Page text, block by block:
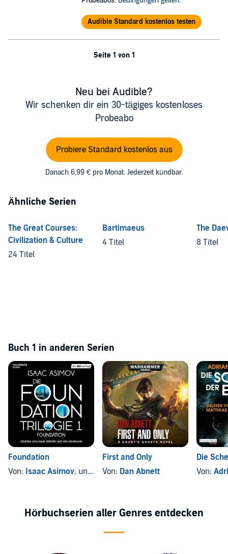
Audible Standard kostenlos testen
Seite 1 von 1
Neu bei Audible?
Wir schenken dir ein 30-tägiges kostenloses
Probeabo
Probiere Standard kostenlos aus
Danach 6,99 € pro Monat. Jederzeit kündbar.
Ähnliche Serien
The Great Courses:
Civilization & Culture
24 Titel
Bartimaeus
4 Titel
The
8 Titel
Buch 1 in anderen Serien
Foundation
Von: Isaac Asimov, und andere
First and Only
Von: Dan Abnett
Die
Von:
Hörbuchserien aller Genres entdecken